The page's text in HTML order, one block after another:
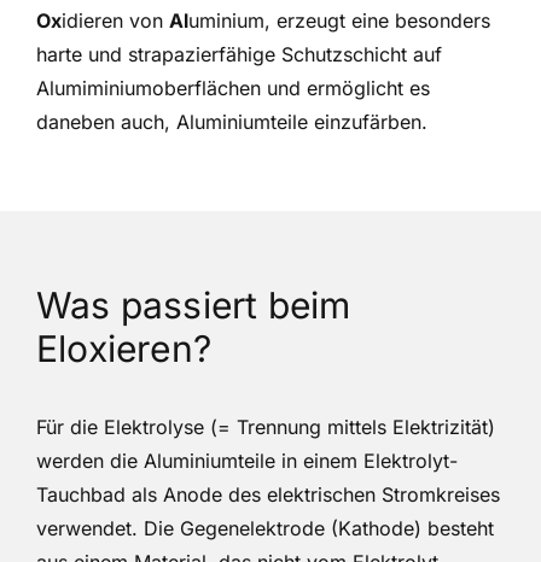
Oxidieren von Aluminium, erzeugt eine besonders
harte und strapazierfähige Schutzschicht auf
Alumiminiumoberflächen und ermöglicht es
daneben auch, Aluminiumteile einzufärben.
Was passiert beim
Eloxieren?
Für die Elektrolyse (= Trennung mittels Elektrizität)
werden die Aluminiumteile in einem Elektrolyt-
Tauchbad als Anode des elektrischen Stromkreises
verwendet. Die Gegenelektrode (Kathode) besteht